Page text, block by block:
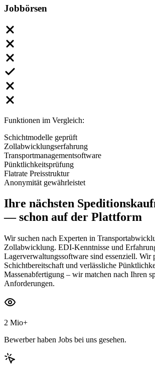
Jobbörsen
Funktionen im Vergleich:
Schichtmodelle geprüft
Zollabwicklungserfahrung
Transportmanagementsoftware
Pünktlichkeitsprüfung
Flatrate Preisstruktur
Anonymität gewährleistet
Ihre nächsten
— schon auf der Plattform
Wir suchen nach Experten in
Zollabwicklung. EDI-Kenntnisse und
Lagerverwaltungssoftware sind essenziell. Wir
Schichtbereitschaft und verlässliche
Massenabfertigung – wir matchen nach Ihren
Anforderungen.
2 Mio+
Bewerber haben Jobs bei uns gesehen.